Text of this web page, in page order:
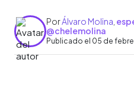
PorÁlvaro Molina
@chelemolina
Publicado el 05 de